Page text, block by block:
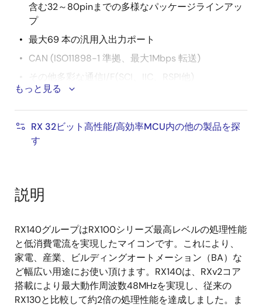
含む32～80pinまでの多様なパッケージラインアッ
プ
最大69 本の汎用入出力ポート
CAN (ISO11898-1 準拠、最大1Mbps 転送)
その他多彩な通信I/F(SCI、IIC、RSPI他)
16ビットPWMタイマ、16ビットローパワータイマ、
16ビットコンペアマッチタイマ、8ビットタイマ、
RTC
12ビットA/Dコンバータ、8ビットD/Aコンバータ、
CTSU2L)
に対応
相互容量方式：マトリクス構成により最大64
キーに対応
AESハードウェアアクセラレータ、RNGを搭載、フ
ラッシュメモリ保護機能
もっと見る
RX 32ビット高性能/高効率MCU内の他の製品を探
す
説明
RX140グループはRX100シリーズ最高レベルの処理性能
と低消費電流を実現したマイコンです。これにより、
家電、産業、ビルディングオートメーション（BA）な
ど幅広い用途にお使い頂けます。RX140は、RXv2コア
搭載により最大動作周波数48MHzを実現し、従来の
RX130と比較して約2倍の処理性能を達成しました。ま